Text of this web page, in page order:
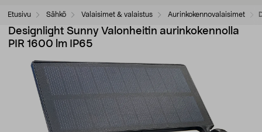
Etusivu Sähkö Valaisimet & valaistus Aurinkokennovalaisimet
Designlight Sunny Valonheitin aurinkokennolla
PIR 1600 lm IP65